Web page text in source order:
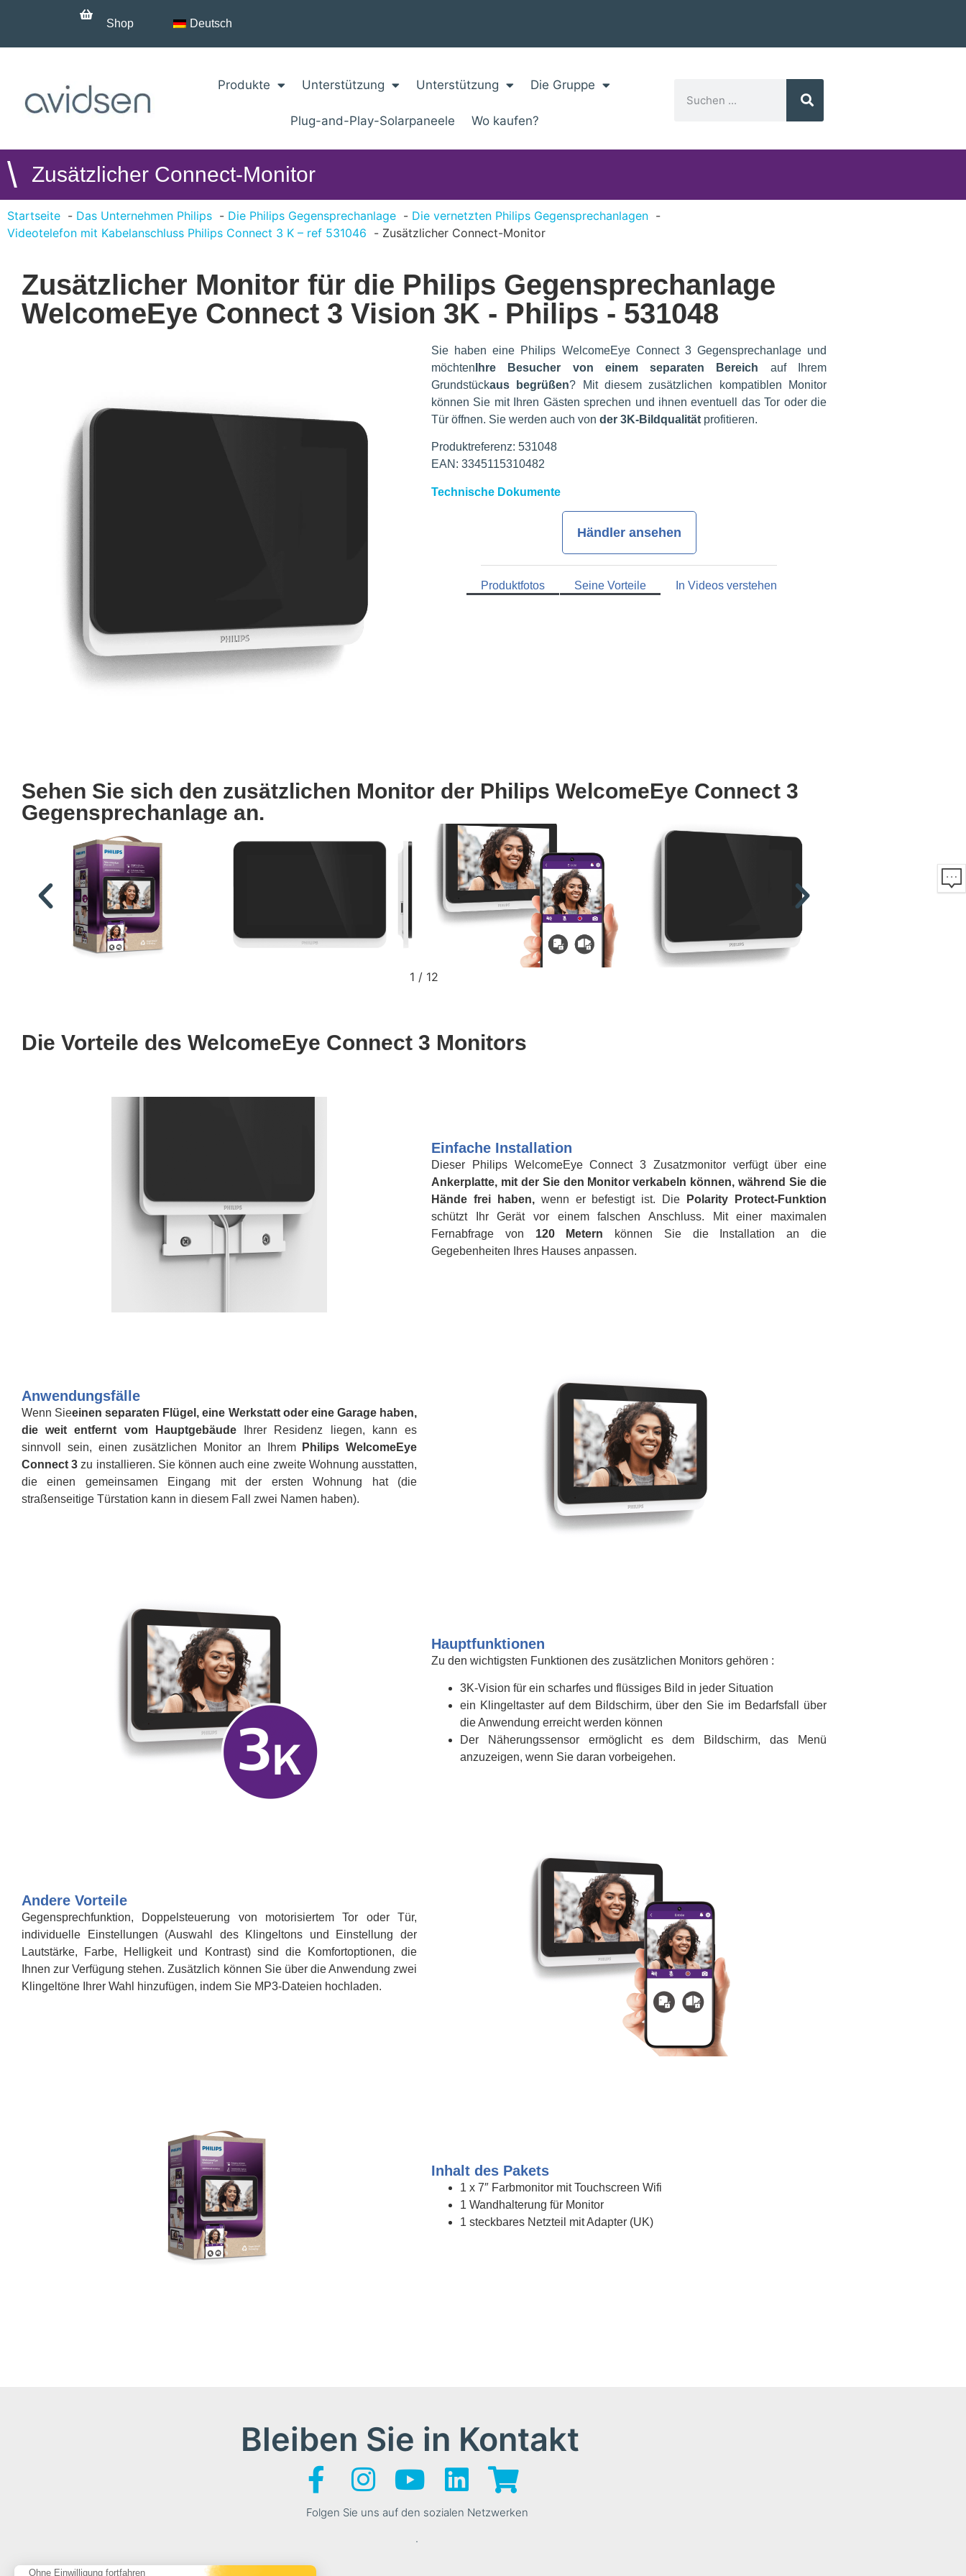
Shop Deutsch
Produkte Unterstützung Unterstützung Die Gruppe
Plug-and-Play-Solarpaneele Wo kaufen?
\ Zusätzlicher Connect-Monitor
Startseite Das Unternehmen Philips Die Philips Gegensprechanlage
Die vernetzten Philips Gegensprechanlagen
Videotelefon mit Kabelanschluss Philips Connect 3 K – ref 531046
Zusätzlicher Connect-Monitor
Zusätzlicher Monitor für die Philips Gegensprechanlage
WelcomeEye Connect 3 Vision 3K - Philips - 531048
Sie haben eine Philips WelcomeEye Connect 3 Gegensprechanlage und
möchten Ihre Besucher von einem separaten Bereich auf Ihrem
Grundstückaus begrüßen? Mit diesem zusätzlichen kompatiblen Monitor
können Sie mit Ihren Gästen sprechen und ihnen eventuell das Tor oder die
Tür öffnen. Sie werden auch von der 3K-Bildqualität profitieren.
Produktreferenz: 531048
EAN: 3345115310482
Technische Dokumente
Händler ansehen
Produktfotos Seine Vorteile In Videos verstehen
Sehen Sie sich den zusätzlichen Monitor der Philips WelcomeEye Connect 3
Gegensprechanlage an.
2 /12
Die Vorteile des WelcomeEye Connect 3 Monitors
Einfache Installation
Dieser Philips WelcomeEye Connect 3 Zusatzmonitor verfügt über eine
Ankerplatte, mit der Sie den Monitor verkabeln können, während Sie die
Hände frei haben,wenn er befestigt ist. Die
Polarity Protect-Funktion
schützt Ihr Gerät vor einem falschen Anschluss. Mit einer maximalen
Fernabfrage von 120 Metern können Sie die Installation an die
Gegebenheiten Ihres Hauses anpassen.
Anwendungsfälle
Wenn Sieeinen separaten Flügel, eine Werkstatt oder eine Garage haben,
die weit entfernt vom HauptgebäudeIhrer Residenz liegen, kann es
sinnvoll sein, einen zusätzlichen Monitor an Ihrem
Philips WelcomeEye
Connect 3 zu installieren. Sie können auch eine zweite Wohnung ausstatten,
die einen gemeinsamen Eingang mit der ersten Wohnung hat (die
straßenseitige Türstation kann in diesem Fall zwei Namen haben).
Hauptfunktionen
Zu den wichtigsten Funktionen des zusätzlichen Monitors gehören :
3K-Vision für ein scharfes und flüssiges Bild in jeder Situation
ein Klingeltaster auf dem Bildschirm, über den Sie im Bedarfsfall über
die Anwendung erreicht werden können
Der Näherungssensor ermöglicht es dem Bildschirm, das Menü
anzuzeigen, wenn Sie daran vorbeigehen.
Andere Vorteile
Gegensprechfunktion, Doppelsteuerung von motorisiertem Tor oder Tür,
individuelle Einstellungen (Auswahl des Klingeltons und Einstellung der
Lautstärke, Farbe, Helligkeit und Kontrast) sind die Komfortoptionen, die
Ihnen zur Verfügung stehen. Zusätzlich können Sie über die Anwendung zwei
Klingeltöne Ihrer Wahl hinzufügen, indem Sie MP3-Dateien hochladen.
Inhalt des Pakets
1 x 7″ Farbmonitor mit Touchscreen Wifi
1 Wandhalterung für Monitor
1 steckbares Netzteil mit Adapter (UK)
Bleiben Sie in Kontakt
Folgen Sie uns auf den sozialen Netzwerken
.